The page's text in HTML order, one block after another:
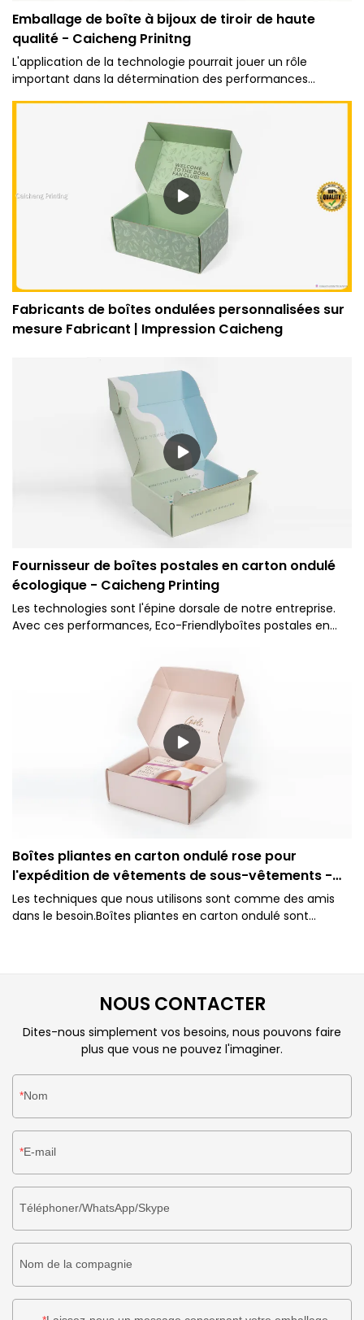
Emballage de boîte à bijoux de tiroir de haute
qualité - Caicheng Prinitng
L'application de la technologie pourrait jouer un rôle
important dans la détermination des performances
tiroir cadeau coulissante en deux pièces. Dans les
domaines tels que les boîtes en papier, le produit est
largement utilisé et gamme d'applications potentielles.
Fabricants de boîtes ondulées personnalisées sur
mesure Fabricant | Impression Caicheng
Fournisseur de boîtes postales en carton ondulé
écologique - Caicheng Printing
Les technologies sont l'épine dorsale de notre entreprise.
Avec ces performances, Eco-Friendlyboîtes postales en
Boîtes pliantes en carton ondulé rose pour
l'expédition de vêtements de sous-vêtements -
Impression Caicheng
Les techniques que nous utilisons sont comme des amis
dans le besoin.Boîtes pliantes en carton ondulé sont
domaine(s) d'application des boîtes en papier.
NOUS CONTACTER
Dites-nous simplement vos besoins, nous pouvons faire
plus que vous ne pouvez l'imaginer.
Nom
E-mail
Téléphoner/WhatsApp/Skype
Nom de la compagnie